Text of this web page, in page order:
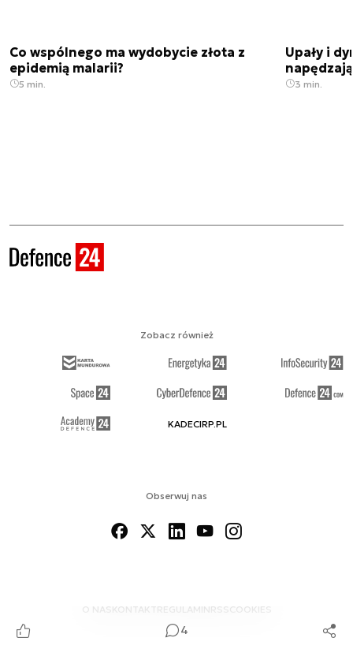
4
Co wspólnego ma wydobycie złota z
epidemią malarii?
5 min.
Upały i
3 min.
Obserwuj nas
O NAS KONTAKTREGULAMINRSS COOKIES
Zobacz również
KADECIRP.PL